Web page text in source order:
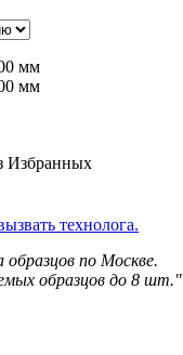
мм
мм
Избранных
технолога.
по Москве.
образцов до 8 шт."